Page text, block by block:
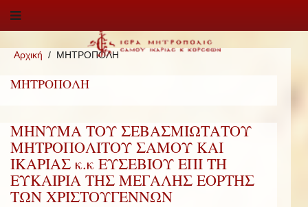
Αρχική ΜΗΤΡΟΠΟΛΗ
ΜΗΤΡΟΠΟΛΗ
ΜΗΝΥΜΑ ΤΟΥ ΣΕΒΑΣΜΙΩΤΑΤΟΥ
ΜΗΤΡΟΠΟΛΙΤΟΥ ΣΑΜΟΥ ΚΑΙ
ΙΚΑΡΙΑΣ κ.κ ΕΥΣΕΒΙΟΥ ΕΠΙ ΤΗ
ΕΥΚΑΙΡΙΑ ΤΗΣ ΜΕΓΑΛΗΣ ΕΟΡΤΗΣ
ΤΩΝ ΧΡΙΣΤΟΥΓΕΝΝΩΝ